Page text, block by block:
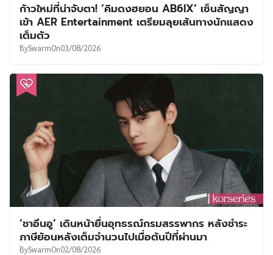
ก้าวใหม่ที่น่าจับตา! ‘คิมดงฮยอน AB6IX’ เซ็นสัญญา
เข้า AER Entertainment เตรียมลุยเส้นทางนักแสดง
เต็มตัว
BySwarmOn03/08/2026
‘ชาอึนอู’ เดินหน้ายื่นอุทธรณ์กรมสรรพากร หลังชำระ
ภาษีย้อนหลังเต็มจำนวนไปเมื่อต้นปีที่ผ่านมา
BySwarmOn02/08/2026